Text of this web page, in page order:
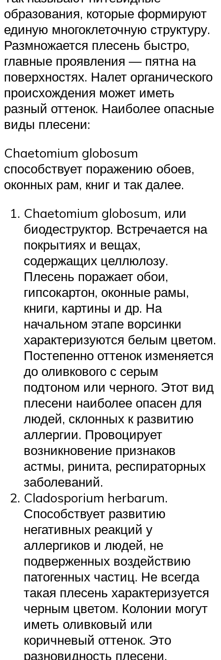
образования, которые формируют
единую многоклеточную структуру.
Размножается плесень быстро,
главные проявления — пятна на
поверхностях. Налет органического
происхождения может иметь
разный оттенок. Наиболее опасные
виды плесени:
Chaetomium globosum
способствует поражению обоев,
оконных рам, книг и так далее.
Chaetomium globosum, или
биодеструктор. Встречается на
покрытиях и вещах,
содержащих целлюлозу.
Плесень поражает обои,
гипсокартон, оконные рамы,
книги, картины и др. На
начальном этапе ворсинки
характеризуются белым цветом.
Постепенно оттенок изменяется
до оливкового с серым
подтоном или черного. Этот вид
плесени наиболее опасен для
людей, склонных к развитию
аллергии. Провоцирует
возникновение признаков
астмы, ринита, респираторных
заболеваний.
Cladosporium herbarum.
Способствует развитию
негативных реакций у
аллергиков и людей, не
подверженных воздействию
патогенных частиц. Не всегда
такая плесень характеризуется
черным цветом. Колонии могут
иметь оливковый или
коричневый оттенок. Это
разновидность плесени,